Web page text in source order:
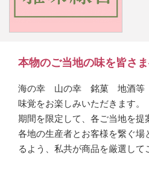
本物のご当地の味を皆さ
海の幸 山の幸 銘菓 地酒等
味覚をお楽しみいただきます。
期間を限定して、各ご当地を提
各地の生産者とお客様を繋ぐ場
るよう、私共が商品を厳選して